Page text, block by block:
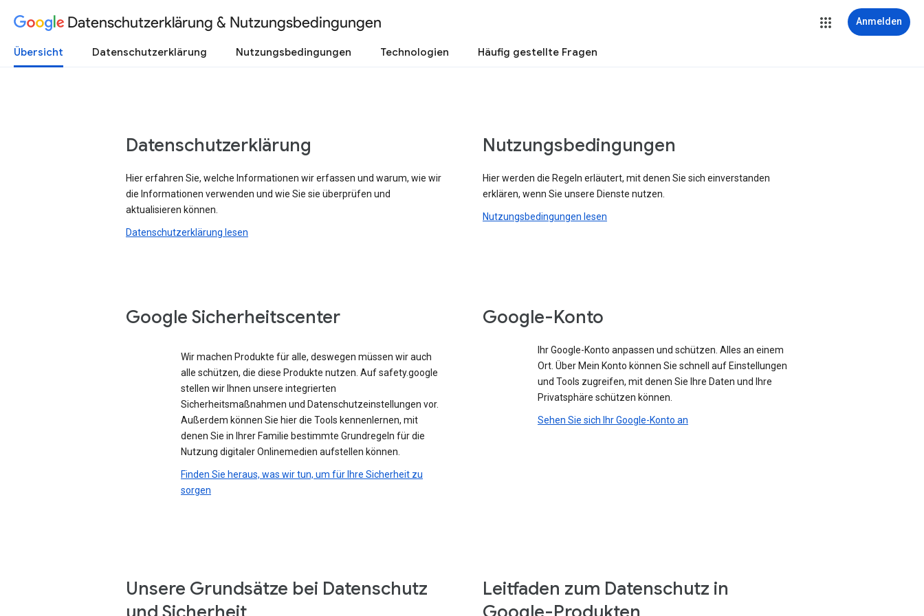
Datenschutzerklärung & Nutzungsbedingungen Anmelden
Übersicht Datenschutzerklärung Nutzungsbedingungen Technologien Häufig gestellte Fragen
Datenschutzerklärung
Hier erfahren Sie, welche Informationen wir erfassen und warum, wie wir
die Informationen verwenden und wie Sie sie überprüfen und
aktualisieren können.
Datenschutzerklärung lesen
Nutzungsbedingungen
Hier werden die Regeln erläutert, mit denen Sie sich einverstanden
erklären, wenn Sie unsere Dienste nutzen.
Nutzungsbedingungen lesen
Google Sicherheitscenter
Wir machen Produkte für alle, deswegen müssen wir auch
alle schützen, die diese Produkte nutzen. Auf safety.google
stellen wir Ihnen unsere integrierten
Sicherheitsmaßnahmen und Datenschutzeinstellungen vor.
Außerdem können Sie hier die Tools kennenlernen, mit
denen Sie in Ihrer Familie bestimmte Grundregeln für die
Nutzung digitaler Onlinemedien aufstellen können.
Finden Sie heraus, was wir tun, um für Ihre Sicherheit zu
sorgen
Google-Konto
Ihr Google-Konto anpassen und schützen. Alles an einem
Ort. Über Mein Konto können Sie schnell auf Einstellungen
und Tools zugreifen, mit denen Sie Ihre Daten und Ihre
Privatsphäre schützen können.
Sehen Sie sich Ihr Google-Konto an
Unsere Grundsätze bei Datenschutz
Leitfaden zum Datenschutz in